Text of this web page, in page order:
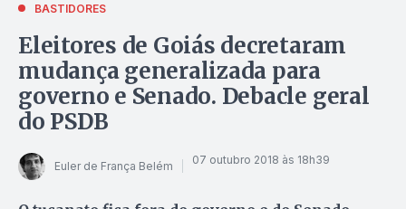
BASTIDORES
Eleitores de Goiás decretaram
mudança generalizada para
governo e Senado. Debacle geral
do PSDB
Euler de França Belém 07 outubro 2018 às 18h39